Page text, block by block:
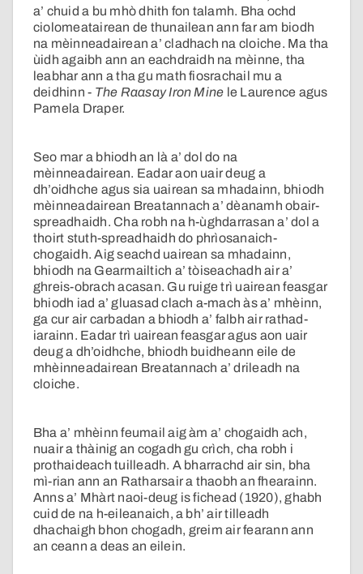
a’ chuid a bu mhò dhith fon talamh. Bha ochd
ciolomeatairean de thunailean ann far am biodh
na mèinneadairean a’ cladhach na cloiche. Ma tha
ùidh agaibh ann an eachdraidh na mèinne, tha
leabhar ann a tha gu math fiosrachail mu a
deidhinn - The Raasay Iron Mine le Laurence agus
Pamela Draper.
Seo mar a bhiodh an là a’ dol do na
mèinneadairean. Eadar aon uair deug a
dh’oidhche agus sia uairean sa mhadainn, bhiodh
mèinneadairean Breatannach a’ dèanamh obair-
spreadhaidh. Cha robh na h-ùghdarrasan a’ dol a
thoirt stuth-spreadhaidh do phrìosanaich-
chogaidh. Aig seachd uairean sa mhadainn,
bhiodh na Gearmailtich a’ tòiseachadh air a’
ghreis-obrach acasan. Gu ruige trì uairean feasgar
bhiodh iad a’ gluasad clach a-mach às a’ mhèinn,
ga cur air carbadan a bhiodh a’ falbh air rathad-
iarainn. Eadar trì uairean feasgar agus aon uair
deug a dh’oidhche, bhiodh buidheann eile de
mhèinneadairean Breatannach a’ drileadh na
cloiche.
Bha a’ mhèinn feumail aig àm a’ chogaidh ach,
nuair a thàinig an cogadh gu crìch, cha robh i
prothaideach tuilleadh. A bharrachd air sin, bha
mì-rian ann an Ratharsair a thaobh an fhearainn.
Anns a’ Mhàrt naoi-deug is fichead (1920), ghabh
cuid de na h-eileanaich, a bh’ air tilleadh
dhachaigh bhon chogadh, greim air fearann ann
an ceann a deas an eilein.